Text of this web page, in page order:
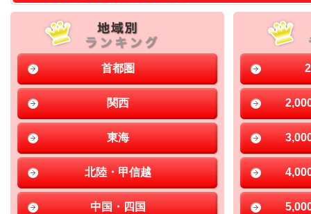
首都圏
関西
東海
北陸・甲信越
中国・四国